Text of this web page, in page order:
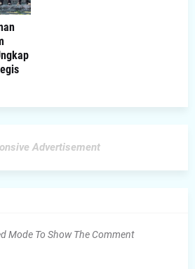
Advertisement
Mode To Show The Comment